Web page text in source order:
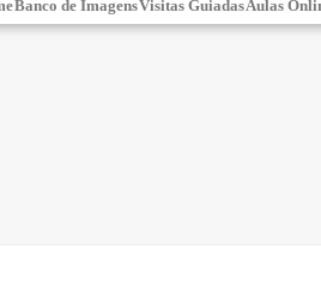
Banco de ImagensVisitas GuiadasAulas